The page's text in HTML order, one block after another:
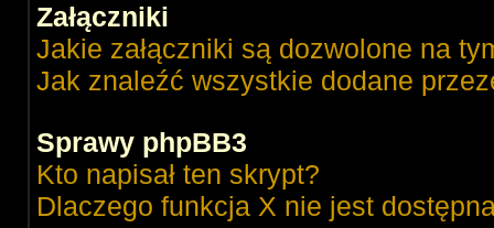
Załączniki
Jakie załączniki są dozwolone na
Jak znaleźć wszystkie dodane
Sprawy phpBB3
Kto napisał ten skrypt?
Dlaczego funkcja X nie jest